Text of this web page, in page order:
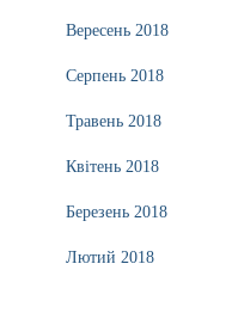
Вересень 2018
Серпень 2018
Травень 2018
Квітень 2018
Березень 2018
Лютий 2018